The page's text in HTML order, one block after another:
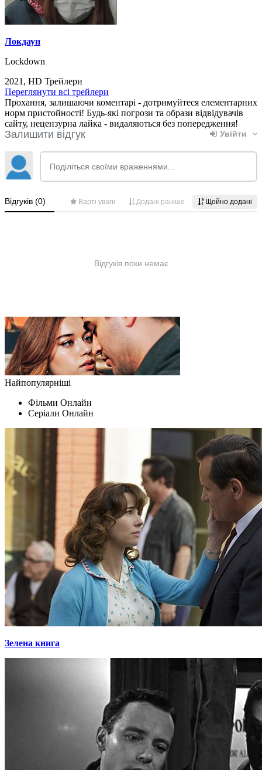
Локдаун
Lockdown
2021, HD Трейлери
Переглянути всі трейлери
Прохання, залишаючи коментарі - дотримуйтеся елементарних
норм пристойності! Будь-які погрози та образи відвідувачів
сайту, нецензурна лайка - видаляються без попередження!
Найпопулярніші
Фільми Oнлайн
Серіали Oнлайн
Зелена книга